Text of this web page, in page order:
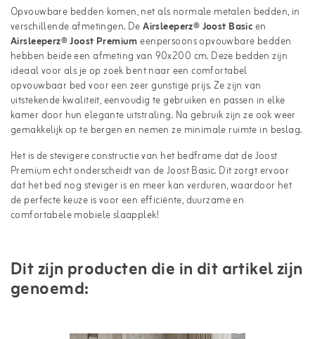
Opvouwbare bedden komen, net als normale metalen bedden, in
verschillende afmetingen. DeAirsleeperz® Joost Basicen
Airsleeperz® Joost Premiumeenpersoons opvouwbare bedden
hebben beide een afmeting van 90x200 cm. Deze bedden zijn
ideaal voor als je op zoek bent naar een comfortabel
opvouwbaar bed voor een zeer gunstige prijs. Ze zijn van
uitstekende kwaliteit, eenvoudig te gebruiken en passen in elke
kamer door hun elegante uitstraling. Na gebruik zijn ze ook weer
gemakkelijk op te bergen en nemen ze minimale ruimte in beslag.
Het is de stevigere constructie van het bedframe dat de Joost
Premium echt onderscheidt van de Joost Basic. Dit zorgt ervoor
dat het bed nog steviger is en meer kan verduren, waardoor het
de perfecte keuze is voor een efficiënte, duurzame en
comfortabele mobiele slaapplek!
Dit zijn producten die in dit artikel zijn
genoemd: